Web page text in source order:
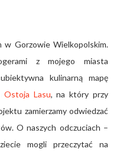
w Gorzowie Wielkopolskim.
z mojego miasta
kulinarną mapę
Ostoja Lasu, na który przy
zamierzamy odwiedzać
O naszych odczuciach –
mogli przeczytać na